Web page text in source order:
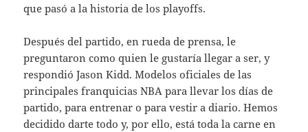
que pasó a la historia de los playoffs.
Después del partido, en rueda de prensa, le
preguntaron como quien le gustaría llegar a ser, y
respondió Jason Kidd. Modelos oficiales de las
principales franquicias NBA para llevar los días de
partido, para entrenar o para vestir a diario. Hemos
decidido darte todo y, por ello, está toda la carne en